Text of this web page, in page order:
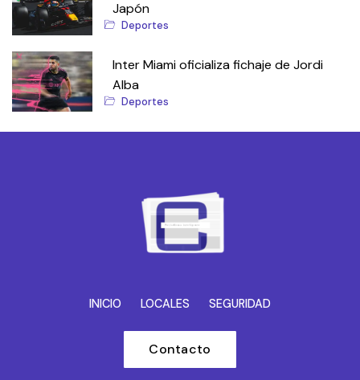
Japón
Deportes
Inter Miami oficializa fichaje de Jordi
Alba
Deportes
INICIO LOCALES SEGURIDAD
Contacto